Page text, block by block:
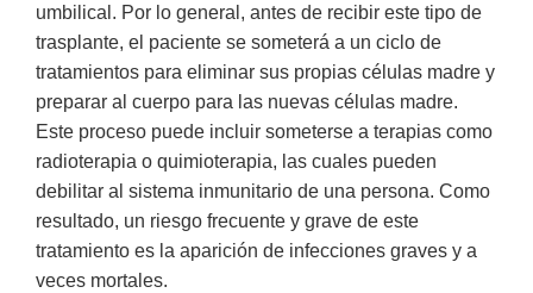
umbilical. Por lo general, antes de recibir este tipo de
trasplante, el paciente se someterá a un ciclo de
tratamientos para eliminar sus propias células madre y
preparar al cuerpo para las nuevas células madre.
Este proceso puede incluir someterse a terapias como
radioterapia o quimioterapia, las cuales pueden
debilitar al sistema inmunitario de una persona. Como
resultado, un riesgo frecuente y grave de este
tratamiento es la aparición de infecciones graves y a
veces mortales.